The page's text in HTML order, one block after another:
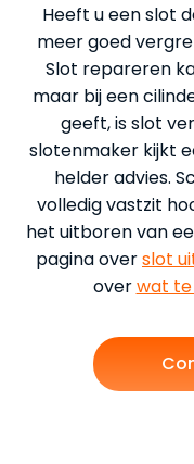
Heeft u een slot
meer goed
Slot repareren
maar bij een
geeft, is slot
slotenmaker kijkt
helder advies.
volledig vastzit
het uitboren van
pagina overslot
overwat te